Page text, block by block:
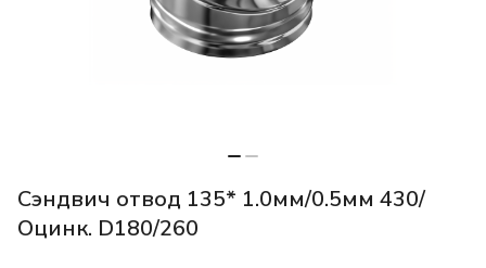
Сэндвич отвод 135* 1.0мм/0.5мм 430/
Оцинк. D180/260